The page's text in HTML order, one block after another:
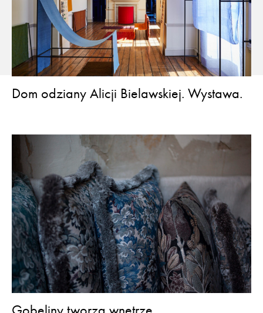
Dom odziany Alicji Bielawskiej. Wystawa.